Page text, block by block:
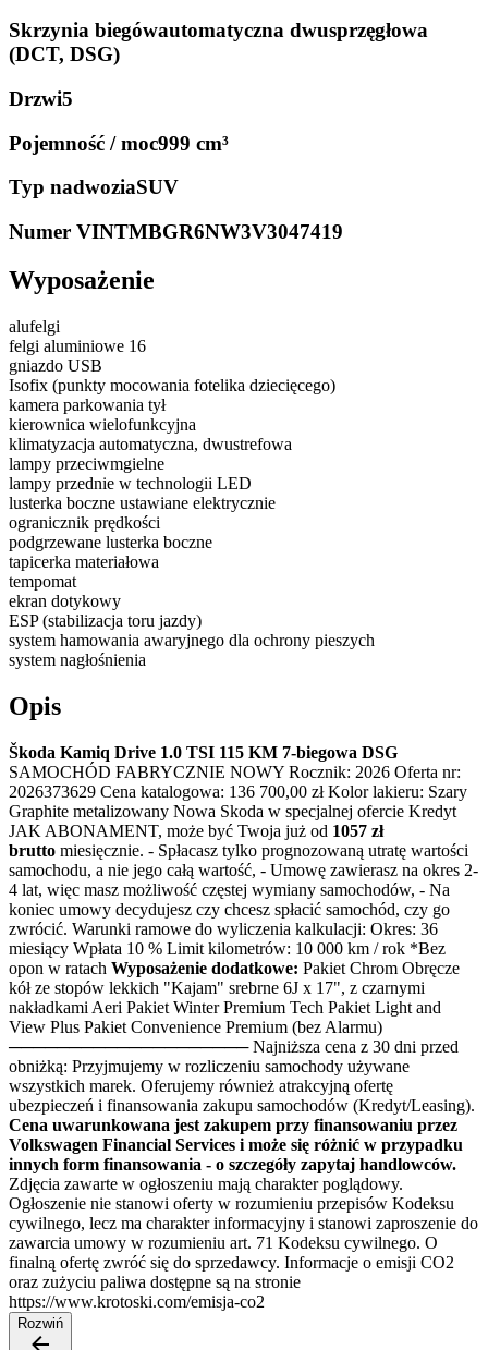
Skrzynia biegówautomatyczna dwusprzęgłowa
(DCT, DSG)
Drzwi5
Pojemność / moc999 cm³
Typ nadwoziaSUV
Numer VINTMBGR6NW3V3047419
Wyposażenie
alufelgi
felgi aluminiowe 16
gniazdo USB
Isofix (punkty mocowania fotelika dziecięcego)
kamera parkowania tył
kierownica wielofunkcyjna
klimatyzacja automatyczna, dwustrefowa
lampy przeciwmgielne
lampy przednie w technologii LED
lusterka boczne ustawiane elektrycznie
ogranicznik prędkości
podgrzewane lusterka boczne
tapicerka materiałowa
tempomat
ekran dotykowy
ESP (stabilizacja toru jazdy)
system hamowania awaryjnego dla ochrony pieszych
system nagłośnienia
Opis
Škoda Kamiq Drive 1.0 TSI 115 KM 7-biegowa DSG
SAMOCHÓD FABRYCZNIE NOWY Rocznik: 2026 Oferta nr:
2026373629 Cena katalogowa: 136 700,00 zł Kolor lakieru: Szary
Graphite metalizowany Nowa Skoda w specjalnej ofercie Kredyt
JAK ABONAMENT, może być Twoja już od 1057 zł
brutto miesięcznie. - Spłacasz tylko prognozowaną utratę wartości
samochodu, a nie jego całą wartość, - Umowę zawierasz na okres 2-
4 lat, więc masz możliwość częstej wymiany samochodów, - Na
koniec umowy decydujesz czy chcesz spłacić samochód, czy go
zwrócić. Warunki ramowe do wyliczenia kalkulacji: Okres: 36
miesiący Wpłata 10 % Limit kilometrów: 10 000 km / rok *Bez
opon w ratach Wyposażenie dodatkowe: Pakiet Chrom Obręcze
kół ze stopów lekkich "Kajam" srebrne 6J x 17", z czarnymi
nakładkami Aeri Pakiet Winter Premium Tech Pakiet Light and
View Plus Pakiet Convenience Premium (bez Alarmu)
──────────────────── Najniższa cena z 30 dni przed
obniżką: Przyjmujemy w rozliczeniu samochody używane
wszystkich marek. Oferujemy również atrakcyjną ofertę
ubezpieczeń i finansowania zakupu samochodów (Kredyt/Leasing).
Cena uwarunkowana jest zakupem przy finansowaniu przez
Volkswagen Financial Services i może się różnić w przypadku
innych form finansowania - o szczegóły zapytaj handlowców.
Zdjęcia zawarte w ogłoszeniu mają charakter poglądowy.
Ogłoszenie nie stanowi oferty w rozumieniu przepisów Kodeksu
cywilnego, lecz ma charakter informacyjny i stanowi zaproszenie do
zawarcia umowy w rozumieniu art. 71 Kodeksu cywilnego. O
finalną ofertę zwróć się do sprzedawcy. Informacje o emisji CO2
oraz zużyciu paliwa dostępne są na stronie
https://www.krotoski.com/emisja-co2
Rozwiń